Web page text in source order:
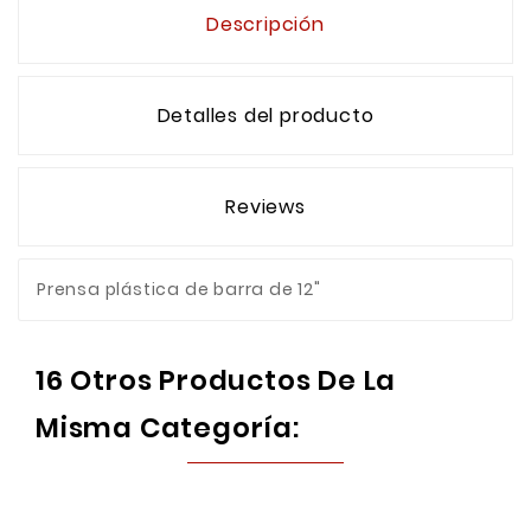
Descripción
Detalles del producto
Reviews
Prensa plástica de barra de 12"
16 Otros Productos De La
Misma Categoría: